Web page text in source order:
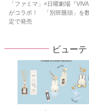
「ファミマ」×日曜劇場『
がコラボ！ 「別班饅頭」を
定で発売
ビュー